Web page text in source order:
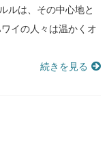
ルは、その中心地と
イの人々は温かくオ
続きを見る